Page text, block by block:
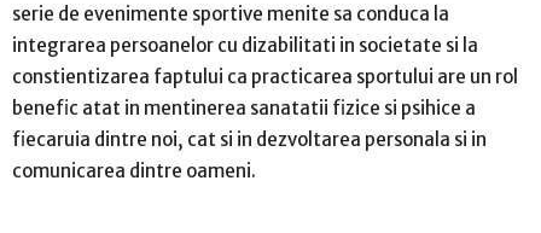
serie de evenimente sportive menite sa conduca la
integrarea persoanelor cu dizabilitati in societate si la
constientizarea faptului ca practicarea sportului are un rol
benefic atat in mentinerea sanatatii fizice si psihice a
fiecaruia dintre noi, cat si in dezvoltarea personala si in
comunicarea dintre oameni.